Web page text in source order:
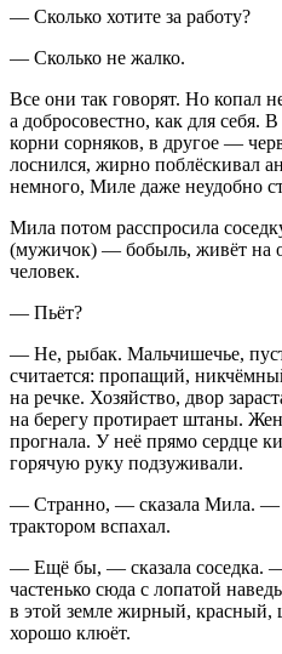
— Сколько хотите за работу?
— Сколько не жалко.
Все они так говорят. Но копал
а добросовестно, как для себя.
корни сорняков, в другое —
лоснился, жирно поблёскивал
немного, Миле даже неудобно
Мила потом расспросила
(мужичок) — бобыль, живёт на
человек.
— Пьёт?
— Не, рыбак. Мальчишечье,
считается: пропащий,
на речке. Хозяйство, двор
на берегу протирает штаны.
прогнала. У неё прямо сердце
горячую руку подзуживали.
— Странно, — сказала Мила. —
трактором вспахал.
— Ещё бы, — сказала соседка.
частенько сюда с лопатой
в этой земле жирный, красный,
хорошо клюёт.